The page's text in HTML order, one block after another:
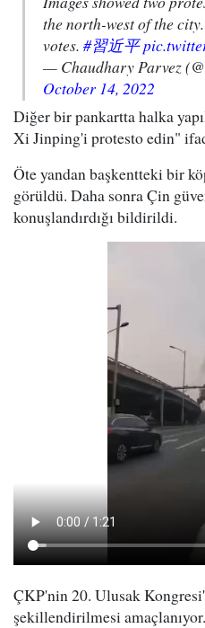
the north-west of the
votes. #習近平
— Chaudhary Parvez
October 14, 2022
Diğer bir pankartta halka
Xi Jinping'i protesto edin"
Öte yandan başkentteki bir
görüldü. Daha sonra Çin
konuşlandırdığı bildirildi.
ÇKP'nin 20. Ulusak
şekillendirilmesi amaçlanıyor.